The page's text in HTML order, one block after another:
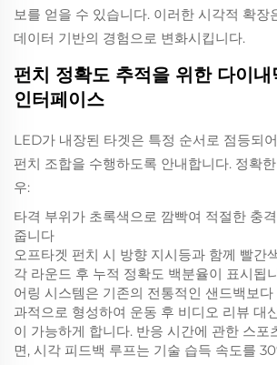
보를 얻을 수 있습니다. 이러한 시각적 확장
데이터 기반의 경험으로 변화시킵니다.
펀치 정확도 추적을 위한 다이
인터페이스
LED가 내장된 타겟은 특정 순서로 점등되
펀치 조합을 수행하도록 안내합니다. 정확
우:
타격 부위가 초록색으로 깜빡여 적절한 충
줍니다
오프타겟 펀치 시 방향 지시등과 함께 빨간
각 라운드 후 누적 정확도 백분율이 표시됩
어링 시스템은 기존의 전통적인 샌드백보
과적으로 형성하여 운동 후 비디오 리뷰 대
이 가능하게 합니다. 반응 시간에 관한 스포
면, 시각 피드백 루프는 기술 습득 속도를